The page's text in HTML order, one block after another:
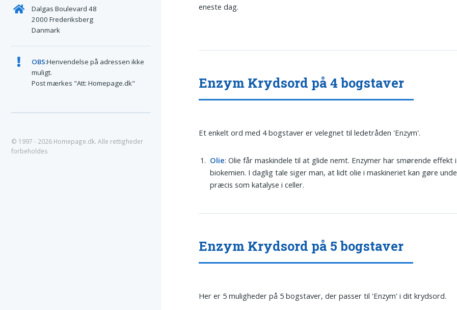
eneste dag.
Enzym Krydsord på 4 bogstaver
Et enkelt ord med 4 bogstaver er velegnet til ledetråden 'Enzym'.
Olie: Olie får maskindele til at glide nemt. Enzymer har smørende effekt i
biokemien. I daglig tale siger man, at lidt olie i maskineriet kan gøre
præcis som katalyse i celler.
Enzym Krydsord på 5 bogstaver
Her er 5 muligheder på 5 bogstaver, der passer til 'Enzym' i dit krydsord.
Dalgas Boulevard 48
2000 Frederiksberg
Danmark
OBS:Henvendelse på adressen ikke
muligt.
Post mærkes "Att: Homepage.dk"
© 1997 - 2026 Homepage.dk. Alle rettigheder
forbeholdes